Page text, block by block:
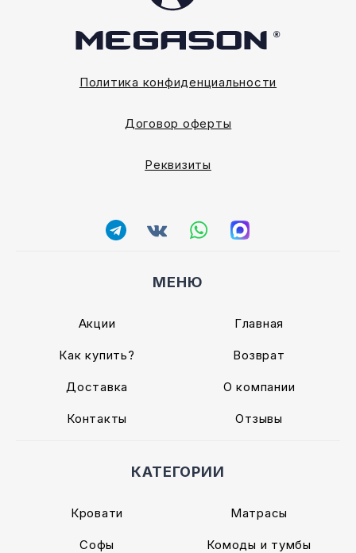
Политика конфиденциальности
Договор оферты
Реквизиты
МЕНЮ
Акции Главная
Как купить? Возврат
Доставка О компании
Контакты Отзывы
КАТЕГОРИИ
Кровати Матрасы
Софы Комоды и тумбы